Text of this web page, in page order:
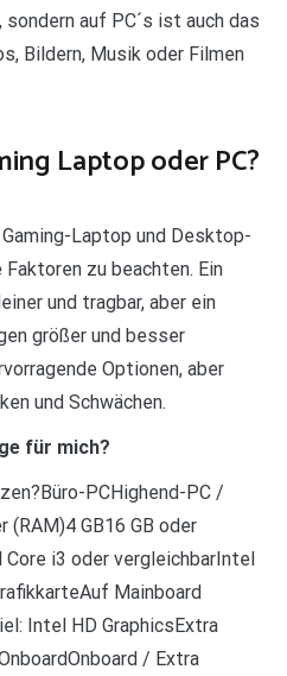
auf PC´s ist auch das
Bildern, Musik oder Filmen
Laptop oder PC?
Laptop und Desktop-
zu beachten. Ein
und tragbar, aber ein
größer und besser
Optionen, aber
und Schwächen.
für mich?
PCHighend-PC /
GB16 GB oder
i3 oder vergleichbarIntel
Mainboard
Intel HD GraphicsExtra
/ Extra